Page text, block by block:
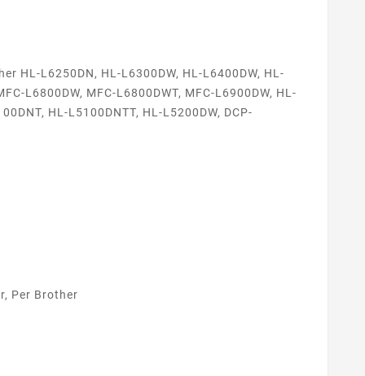
HL-L6250DN, HL-L6300DW, HL-L6400DW, HL-
L6800DW, MFC-L6800DWT, MFC-L6900DW, HL-
HL-L5100DNTT, HL-L5200DW, DCP-
Per Brother